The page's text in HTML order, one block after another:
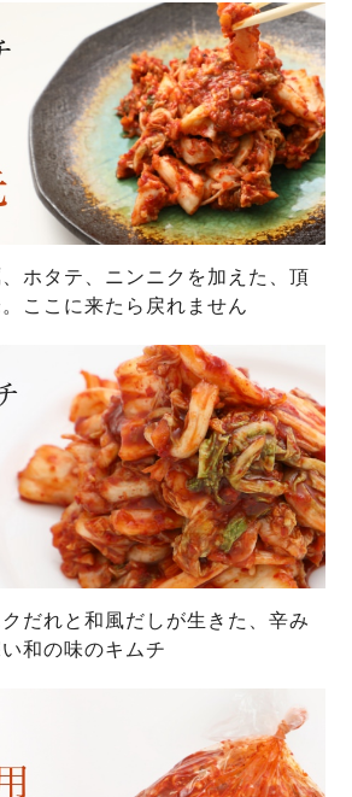
ホタテ、ニンニクを加えた、頂
ここに来たら戻れません
だれと和風だしが生きた、辛み
和の味のキムチ